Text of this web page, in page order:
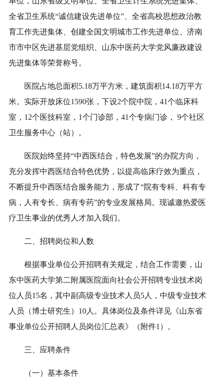
全省卫生系统“诚信建设先进单位”、全省高校思想政治教
育工作先进集体、创建全国文明城市工作先进单位、济南
市市中区先进基层党组织、山东中医药大学党风廉政建设
先进集体等荣誉称号。
医院占地总面积5.18万平方米，建筑面积14.18万平方
米。实际开放床位1590张 ，下设2个院中院，41个临床科
室，12个医技科室，1个门诊部，41个专病门诊， 9个社区
卫生服务中心（站）。
医院始终坚持“中西医结合，特色发展”的办院方向，
充分发挥中西医结合特色优势，以提高临床疗效为重点，
不断提升中西医结合服务能力，形成了“院有专科、科有专
病，人有专长、病有专药”的专业发展格局。 现诚邀热爱医
疗卫生事业的优秀人才加入我们。
二、 招聘岗位和人数
根据事业单位公开招聘有关规定， 结合工作需要， 山
东中医药大学第二附属医院面向社会公开招聘专业技术岗
位 人员15名， 其中副高级专业技术人员5人，中级专业技术
人员（博士研究生） 10人。 具体岗位及条件详见《山东省
事业单位公开招聘人员岗位汇总表》（附件1）。
三、应聘条件
（一） 基本条件